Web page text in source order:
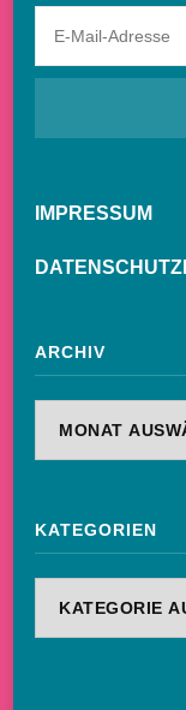
IMPRESSUM
ARCHIV
KATEGORIEN